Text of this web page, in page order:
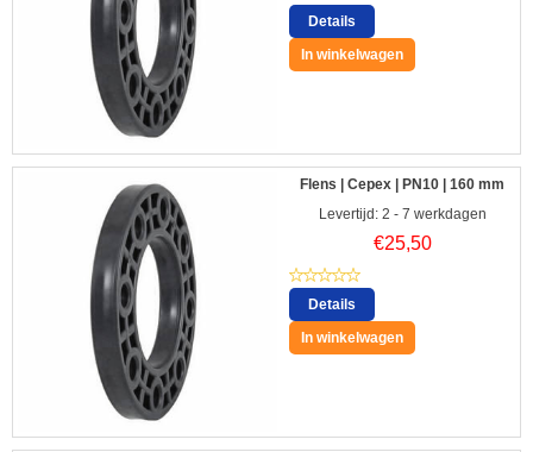
Details
In winkelwagen
Flens | Cepex | PN10 | 160 mm
Levertijd: 2 - 7 werkdagen
€25,50
Details
In winkelwagen